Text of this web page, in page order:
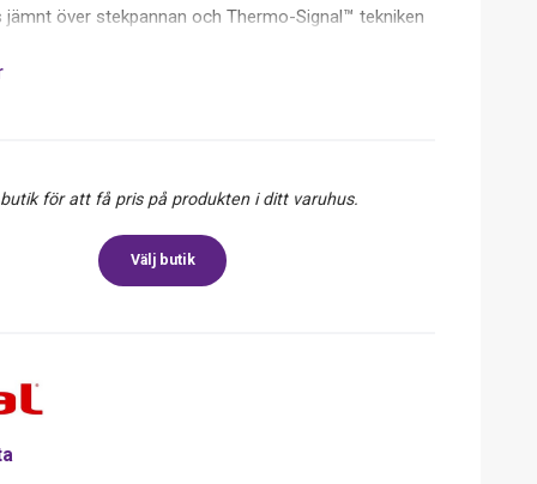
jämnt över stekpannan och Thermo-Signal™ tekniken
handtagen ger dig ett säkert grepp om
butik för att få pris på produkten i ditt varuhus.
Välj butik